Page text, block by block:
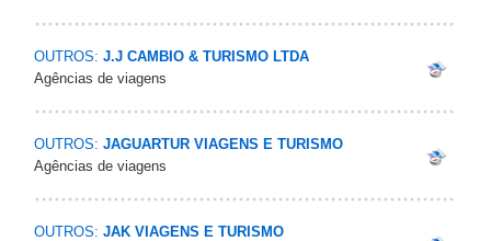
OUTROS: J.J CAMBIO & TURISMO LTDA
Agências de viagens
OUTROS: JAGUARTUR VIAGENS E TURISMO
Agências de viagens
OUTROS: JAK VIAGENS E TURISMO